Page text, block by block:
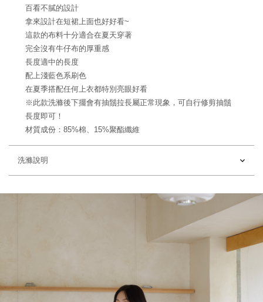
百看不膩的設計
拿來設計在短裙上面也好好看~
這款的布料十分適合在夏天穿著
完全沒有牛仔布的厚重感
長度適中的長度
配上淺藍色系刷色
在夏季搭配任何上衣都特別亮眼好看
※此款洗滌後下擺會有抽鬚拉長屬正常現象，可自行修剪抽鬚
長度即可！
材質成份：85%棉、15%聚酯纖維
洗滌說明